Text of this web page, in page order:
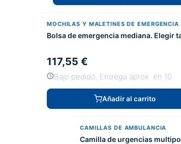
MOCHILAS Y MALETINES DE EMERGENCIA
Bolsa de emergencia mediana. Elegir
117,55 €
Bajo pedido, Entrega aprox. en 10
Añadir al carrito
CAMILLAS DE AMBULANCIA
Camilla de urgencias